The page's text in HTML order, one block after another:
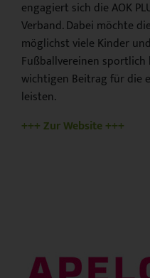
engagiert sich die AOK
Verband. Dabei möchte
möglichst viele Kinder
Fußballvereinen
wichtigen Beitrag für die
leisten.
+++ Zur Website +++